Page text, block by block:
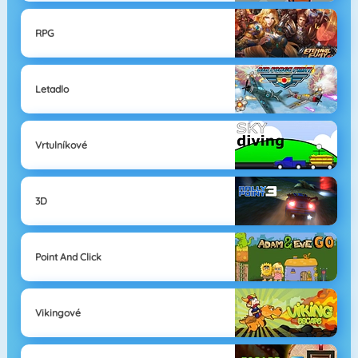
RPG
Letadlo
Vrtulníkové
3D
Point And Click
Vikingové